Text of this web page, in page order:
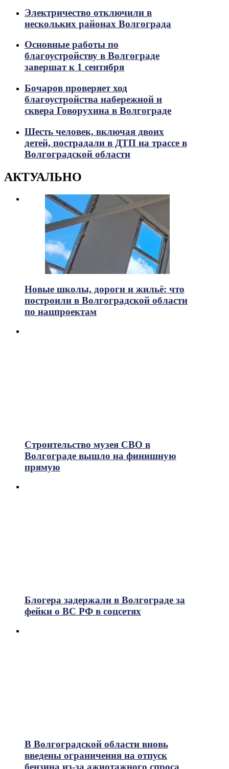
Электричество отключили в
нескольких районах Волгограда
Основные работы по
благоустройству в Волгограде
завершат к 1 сентября
Бочаров проверяет ход
благоустройства набережной и
сквера Говорухина в Волгограде
Шесть человек, включая двоих
детей, пострадали в ДТП на трассе в
Волгоградской области
АКТУАЛЬНО
Новые школы, дороги и жильё: что
построили в Волгоградской области
по нацпроектам
Строительство музея СВО в
Волгограде вышло на финишную
прямую
Блогера задержали в Волгограде за
фейки о ВС РФ в соцсетях
В Волгоградской области вновь
введены ограничения на отпуск
бензина из-за ажиотажного спроса